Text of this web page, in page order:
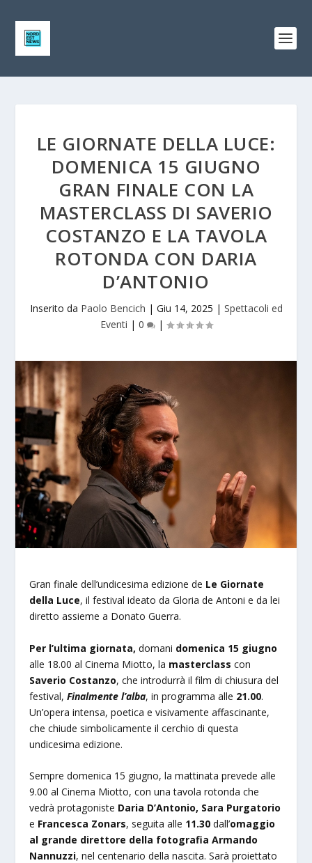
LE GIORNATE DELLA LUCE:
DOMENICA 15 GIUGNO
GRAN FINALE CON LA
MASTERCLASS DI SAVERIO
COSTANZO E LA TAVOLA
ROTONDA CON DARIA
D’ANTONIO
Inserito da Paolo Bencich | Giu 14, 2025 | Spettacoli ed
Eventi | 0 |
Gran finale dell’undicesima edizione de Le Giornate
della Luce, il festival ideato da Gloria de Antoni e da lei
diretto assieme a Donato Guerra.
Per l’ultima giornata,domani domenica 15 giugno
alle 18.00 al Cinema Miotto, la masterclass con
Saverio Costanzo, che introdurrà il film di chiusura del
festival,Finalmente l’alba, in programma alle 21.00.
Un’opera intensa, poetica e visivamente affascinante,
che chiude simbolicamente il cerchio di questa
undicesima edizione.
Sempre domenica 15 giugno, la mattinata prevede alle
9.00 al Cinema Miotto, con una tavola rotonda che
vedrà protagoniste Daria D’Antonio, Sara Purgatorio
e Francesca Zonars, seguita alle 11.30 dall’omaggio
al grande direttore della fotografia Armando
Nannuzzi, nel centenario della nascita. Sarà proiettato